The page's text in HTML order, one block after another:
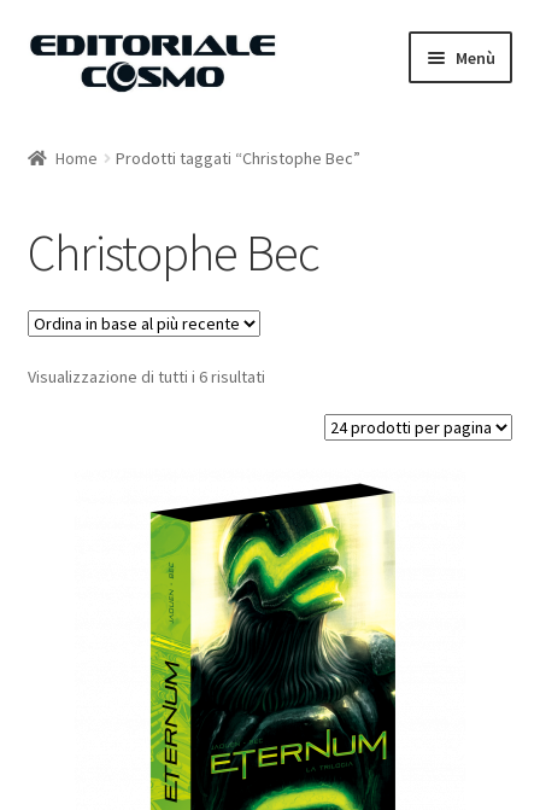
Vai
Vai
Menù
Carrello
Il mio account
Home Prodotti taggati “Christophe Bec”
Christophe Bec
Visualizzazione di tutti i 6 risultati